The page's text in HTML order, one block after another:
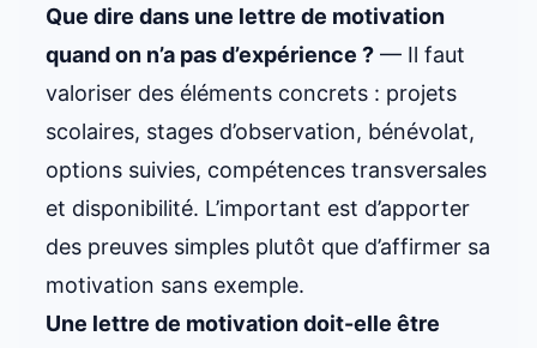
Que dire dans une lettre de motivation
quand on n’a pas d’expérience ? — Il faut
valoriser des éléments concrets : projets
scolaires, stages d’observation, bénévolat,
options suivies, compétences transversales
et disponibilité. L’important est d’apporter
des preuves simples plutôt que d’affirmer sa
motivation sans exemple.
Une lettre de motivation doit-elle être